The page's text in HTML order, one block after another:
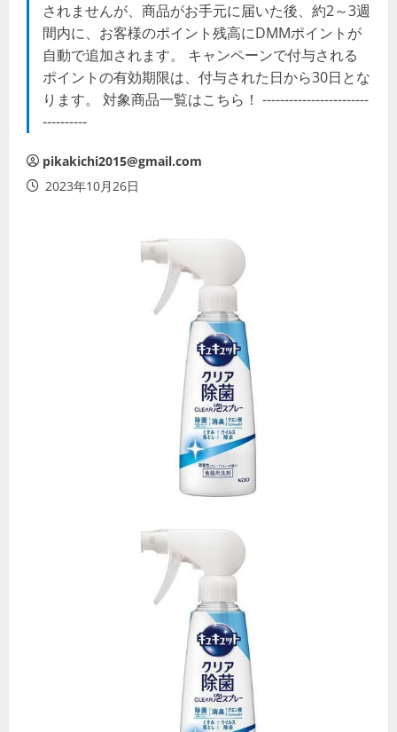
されませんが、商品がお手元に届いた後、約2～3週
間内に、お客様のポイント残高にDMMポイントが
自動で追加されます。 キャンペーンで付与される
ポイントの有効期限は、付与された日から30日とな
ります。 対象商品一覧はこちら！ ------------------------
----------
pikakichi2015@gmail.com
2023年10月26日